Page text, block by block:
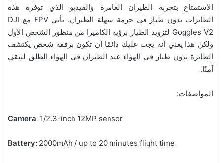
الاستمتاع بتجربة الطيران الغامرة والفيديو الذي توفره هذه
الطائرات بدون طيار في حزمة سهلة الطيران. تأتي FPV مع DJI
Goggles V2 لتزويد الطيار برؤية الكاميرا من منظور الشخص الأول
ولكن هذا يعني أنه يجب عليك دائمًا أن تكون برفقة شخص يكتشف
الطائرة بدون طيار في الهواء عند الطيران في الهواء الطلق لتبقى
آمنًا.
المواصفات:
Camera: 1/2.3-inch 12MP sensor
Battery: 2000mAh / up to 20 minutes flight time